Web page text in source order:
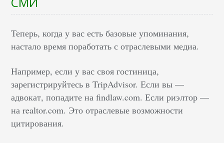
Теперь, когда у вас есть базовые упоминания,
настало время поработать с отраслевыми медиа.
Например, если у вас своя гостиница,
зарегистрируйтесь в TripAdvisor. Если вы —
адвокат, попадите на findlaw.com. Если риэлтор —
на realtor.com. Это отраслевые возможности
цитирования.